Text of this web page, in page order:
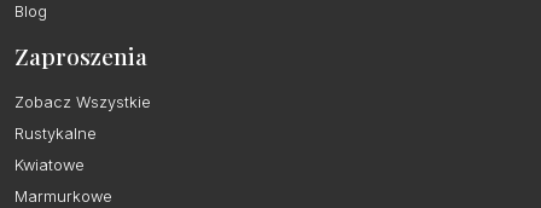
Blog
Zaproszenia
Zobacz Wszystkie
Rustykalne
Kwiatowe
Marmurkowe